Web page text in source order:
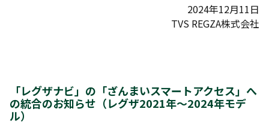
2024年12月11日
TVS REGZA株式会社
「レグザナビ」の「ざんまいスマートアクセス」へ
の統合のお知らせ（レグザ2021年～2024年モデ
ル）